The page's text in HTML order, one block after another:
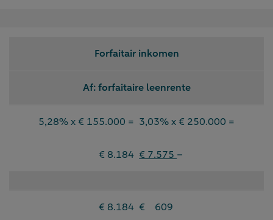
Forfaitair inkomen
Af: forfaitaire leenrente
5,28% x € 155.000 = 3,03% x € 250.000 =
€ 8.184 € 7.575 –
€ 8.184 € 609